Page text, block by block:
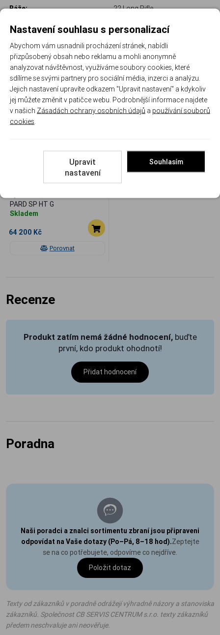
Ráže: 22 Long Rifle
Délka hlavně: 4,7"
Související
Porovnat
PARD SP HT G
Skladem
64 200 Kč
Recenze
Produkt zatím nemá žádné hodnocení, buďte
první, kdo produkt ohodnotí!
Přidat hodnocení
Poradna
Naši poradci a znalci sortimentu zbraní jsou připraveni
odpovídat na Vaše dotazy (Po–Pá, 8–18 hod).Zeptejte
se na co potřebujete, odpovíme co nejdříve.
Položit dotaz
Texty od zákazníků v poradně odrážejí výhradně názory a stanoviska
zákazníků. Společnost CB SERVIS CENTRUM s.r.o. texty zákazníků
předem neschvaluje ani neověřuje.
Nastavení souhlasu s personalizací
Abychom vám usnadnili procházení stránek, nabídli
přizpůsobený obsah nebo reklamu a mohli anonymně
analyzovat návštěvnost, využíváme soubory cookies, které
sdílíme se svými partnery pro sociální média, inzerci a analýzu.
Jejich nastavení upravíte odkazem "Upravit nastavení" a kdykoliv
jej můžete změnit v patičce webu. Podrobnější informace najdete
v našich Zásadách ochrany osobních údajů a používání souborů
cookies
Upravit
nastavení
Souhlasím